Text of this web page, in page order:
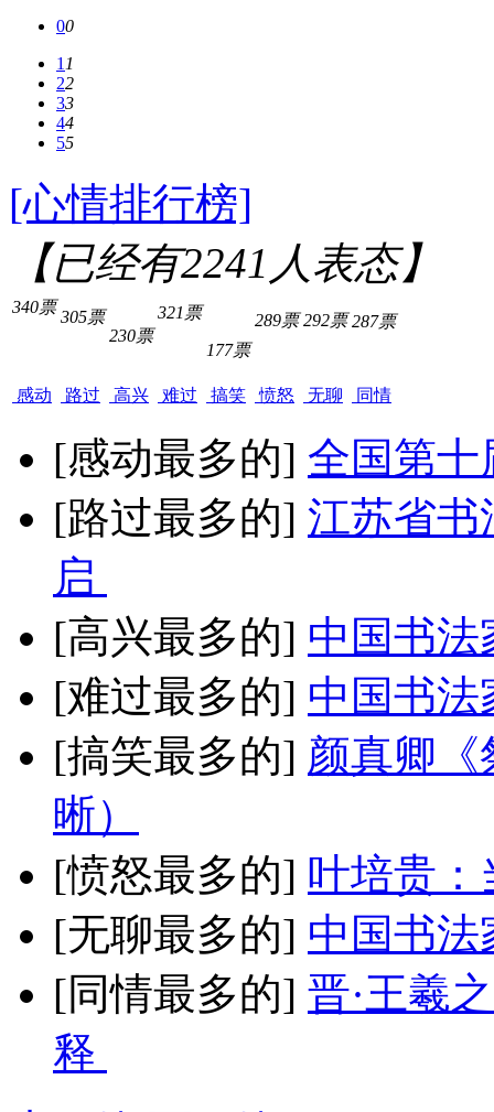
00
11
22
33
44
55
[心情排行榜]
【已经有2241 人表态】
340票
感动
305票
路过
230票
高兴
321票
难过
177票
搞笑
289票
愤怒
292票
无聊
287票
同情
[感动最多的] 全国第十
[路过最多的] 江苏省书
启
[高兴最多的] 中国书法
[难过最多的] 中国书法
[搞笑最多的] 颜真卿《
晰）
[愤怒最多的] 叶培贵：
[无聊最多的] 中国书法
[同情最多的] 晋·王羲
释